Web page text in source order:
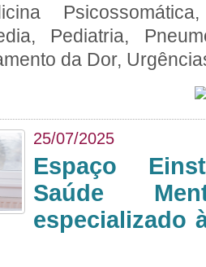
Pediatria,
da Dor,
25/07/2025
Espaço
Saúde
especializado